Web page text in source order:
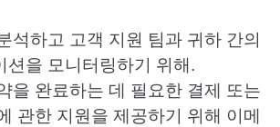
석하고 고객 지원 팀과 귀하 간의
션을 모니터링하기 위해.
을 완료하는 데 필요한 결제 또는
관한 지원을 제공하기 위해 이메